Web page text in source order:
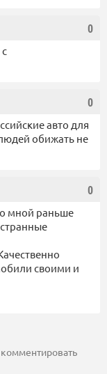
0
0
авто для
обижать не
0
мной раньше
своими и